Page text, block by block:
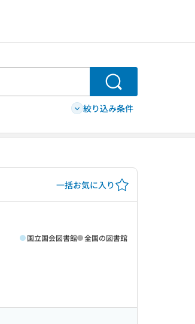
検索
絞り込み条件
一括お気に入り
国立国会図書館 全国の図書館